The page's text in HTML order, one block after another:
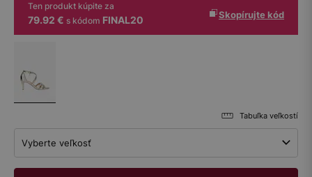
Ten produkt kúpite za
79.92 € s kódom FINAL20 Skopírujte kód
Tabuľka veľkostí
Vyberte veľkosť